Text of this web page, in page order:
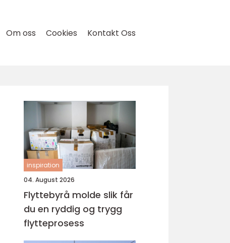
Om oss Cookies Kontakt Oss
inspiration
04. August 2026
Flyttebyrå molde slik får
du en ryddig og trygg
flytteprosess